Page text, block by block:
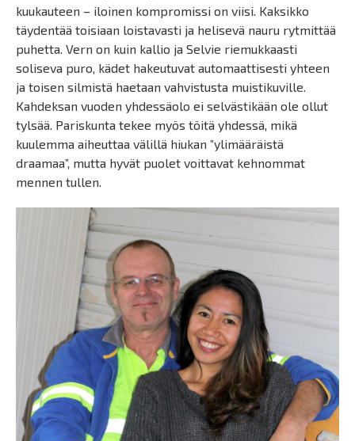
kuukauteen – iloinen kompromissi on viisi. Kaksikko
täydentää toisiaan loistavasti ja helisevä nauru rytmittää
puhetta. Vern on kuin kallio ja Selvie riemukkaasti
soliseva puro, kädet hakeutuvat automaattisesti yhteen
ja toisen silmistä haetaan vahvistusta muistikuville.
Kahdeksan vuoden yhdessäolo ei selvästikään ole ollut
tylsää. Pariskunta tekee myös töitä yhdessä, mikä
kuulemma aiheuttaa välillä hiukan ”ylimääräistä
draamaa”, mutta hyvät puolet voittavat kehnommat
mennen tullen.